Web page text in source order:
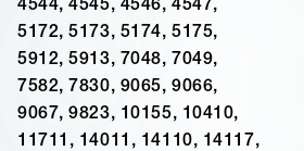
4544, 4545, 4546, 4547,
5172, 5173, 5174, 5175,
5912, 5913, 7048, 7049,
7582, 7830, 9065, 9066,
9067, 9823, 10155, 10410,
11711, 14011, 14110, 14117,